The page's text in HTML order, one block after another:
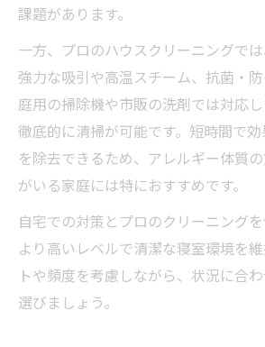
課題があります。
一方、プロのハウスクリーニングで
強力な吸引や高温スチーム、抗菌・
庭用の掃除機や市販の洗剤では対応
徹底的に清掃が可能です。短時間で
を除去できるため、アレルギー体質
がいる家庭には特におすすめです。
自宅での対策とプロのクリーニングを
より高いレベルで清潔な寝室環境を
トや頻度を考慮しながら、状況に合
選びましょう。